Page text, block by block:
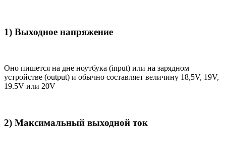
1) Выходное напряжение
Оно пишется на дне ноутбука (input) или на зарядном
устройстве (output) и обычно составляет величину 18,5V, 19V,
19.5V или 20V
2) Максимальный выходной ток